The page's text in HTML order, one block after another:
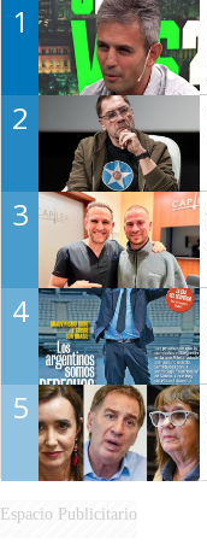
1
2
3
4
5
Espacio Publicitario